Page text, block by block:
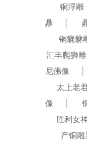
铜浮雕
鼎
铜貔貅
汇丰爬狮
尼佛像
太上老
像
胜利女
产铜雕